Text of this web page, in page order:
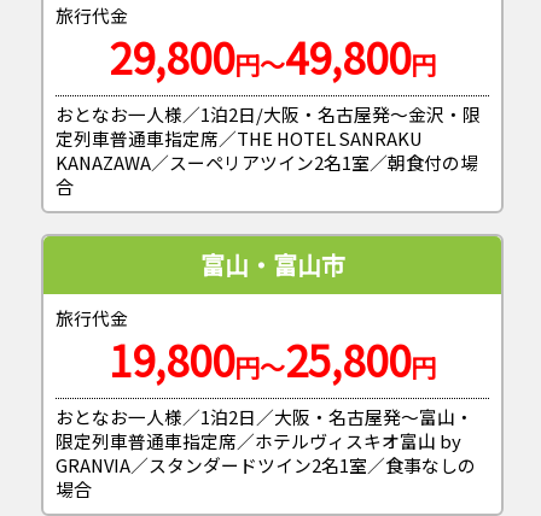
旅行代金
29,800円～49,800円
おとなお一人様／1泊2日/大阪・名古屋発～金沢・限
定列車普通車指定席／THE HOTEL SANRAKU
KANAZAWA／スーペリアツイン2名1室／朝食付の場
合
富山・富山市
旅行代金
19,800円～25,800円
おとなお一人様／1泊2日／大阪・名古屋発～富山・
限定列車普通車指定席／ホテルヴィスキオ富山 by
GRANVIA／スタンダードツイン2名1室／食事なしの
場合